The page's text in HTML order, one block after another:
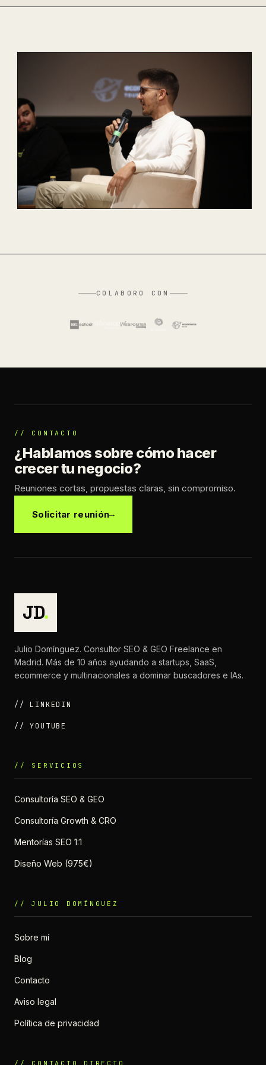
COLABORO CON
// CONTACTO
¿Hablamos sobre cómo hacer
crecer tu negocio?
Reuniones cortas, propuestas claras, sin compromiso.
Solicitar reunión
JD.
Julio Domínguez. Consultor SEO & GEO Freelance en
Madrid. Más de 10 años ayudando a startups, SaaS,
ecommerce y multinacionales a dominar buscadores e IAs.
// LINKEDIN
// YOUTUBE
// SERVICIOS
Consultoría SEO & GEO
Consultoría Growth & CRO
Mentorías SEO 1:1
Diseño Web (975€)
// JULIO DOMÍNGUEZ
Sobre mí
Blog
Contacto
Aviso legal
Política de privacidad
// CONTACTO DIRECTO